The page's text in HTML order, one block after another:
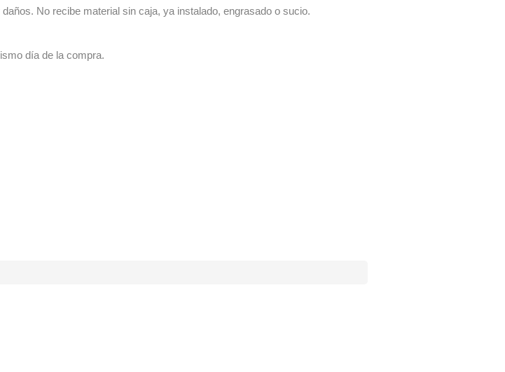
No recibe material sin caja, ya instalado, engrasado o sucio.
día de la compra.